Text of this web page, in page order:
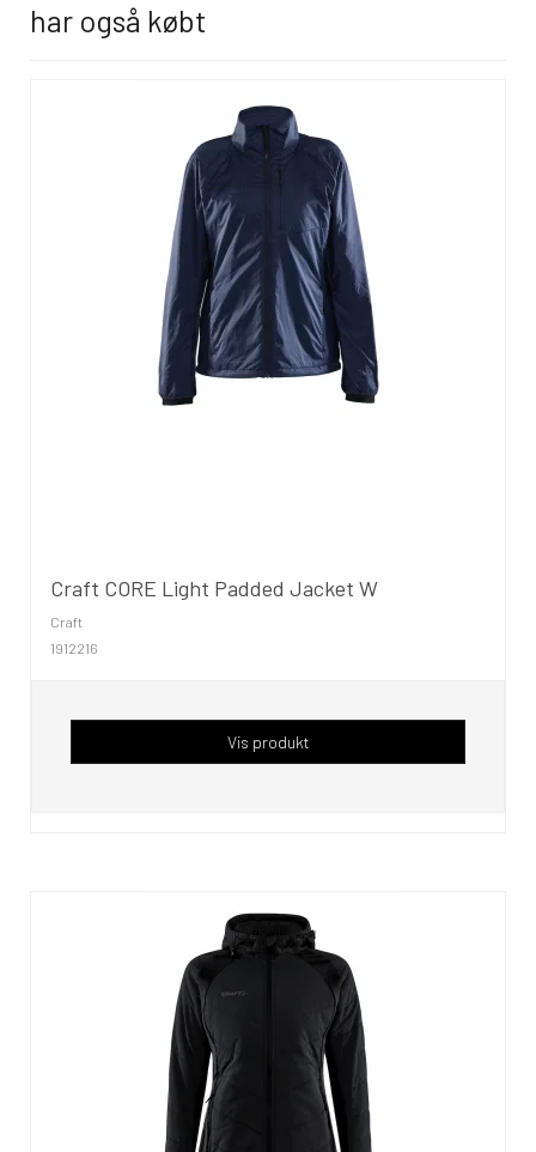
har også købt
Craft CORE Light Padded Jacket W
Craft
1912216
Vis produkt